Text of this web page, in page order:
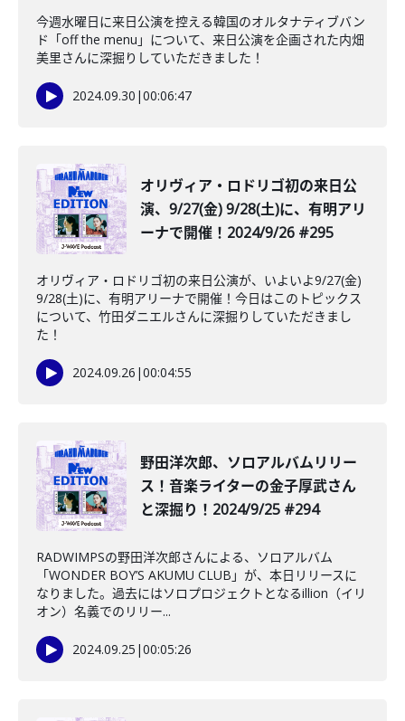
今週水曜日に来日公演を控える韓国のオルタナティブバン
ド「off the menu」について、来日公演を企画された内畑
美里さんに深掘りしていただきました！
2024.09.30 |00:06:47
オリヴィア・ロドリゴ初の来日公
演、9/27(金) 9/28(土)に、有明アリ
ーナで開催！2024/9/26 #295
オリヴィア・ロドリゴ初の来日公演が、いよいよ9/27(金)
9/28(土)に、有明アリーナで開催！今日はこのトピックス
について、竹田ダニエルさんに深掘りしていただきまし
た！
2024.09.26 |00:04:55
野田洋次郎、ソロアルバムリリー
ス！音楽ライターの金子厚武さん
と深掘り！2024/9/25 #294
RADWIMPSの野田洋次郎さんによる、ソロアルバム
「WONDER BOY’S AKUMU CLUB」が、本日リリースに
なりました。過去にはソロプロジェクトとなるillion（イリ
オン）名義でのリリー...
2024.09.25 |00:05:26